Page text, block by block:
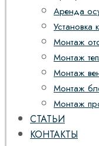
Аренда
Установка
Монтаж
Монтаж
Монтаж
Монтаж
Монтаж
СТАТЬИ
КОНТАКТЫ